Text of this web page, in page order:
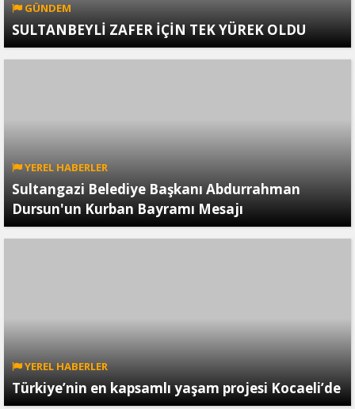
GÜNDEM
SULTANBEYLİ ZAFER İÇİN TEK YÜREK OLDU
YEREL HABERLER
Sultangazi Belediye Başkanı Abdurrahman
Dursun'un Kurban Bayramı Mesajı
YEREL HABERLER
Türkiye’nin en kapsamlı yaşam projesi Kocaeli’de